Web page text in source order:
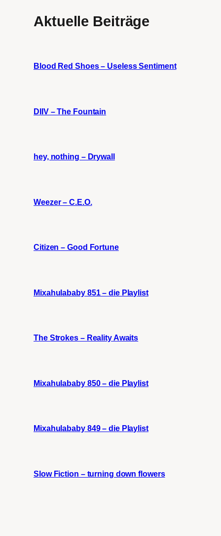
Aktuelle Beiträge
Blood Red Shoes – Useless Sentiment
DIIV – The Fountain
hey, nothing – Drywall
Weezer – C.E.O.
Citizen – Good Fortune
Mixahulababy 851 – die Playlist
The Strokes – Reality Awaits
Mixahulababy 850 – die Playlist
Mixahulababy 849 – die Playlist
Slow Fiction – turning down flowers